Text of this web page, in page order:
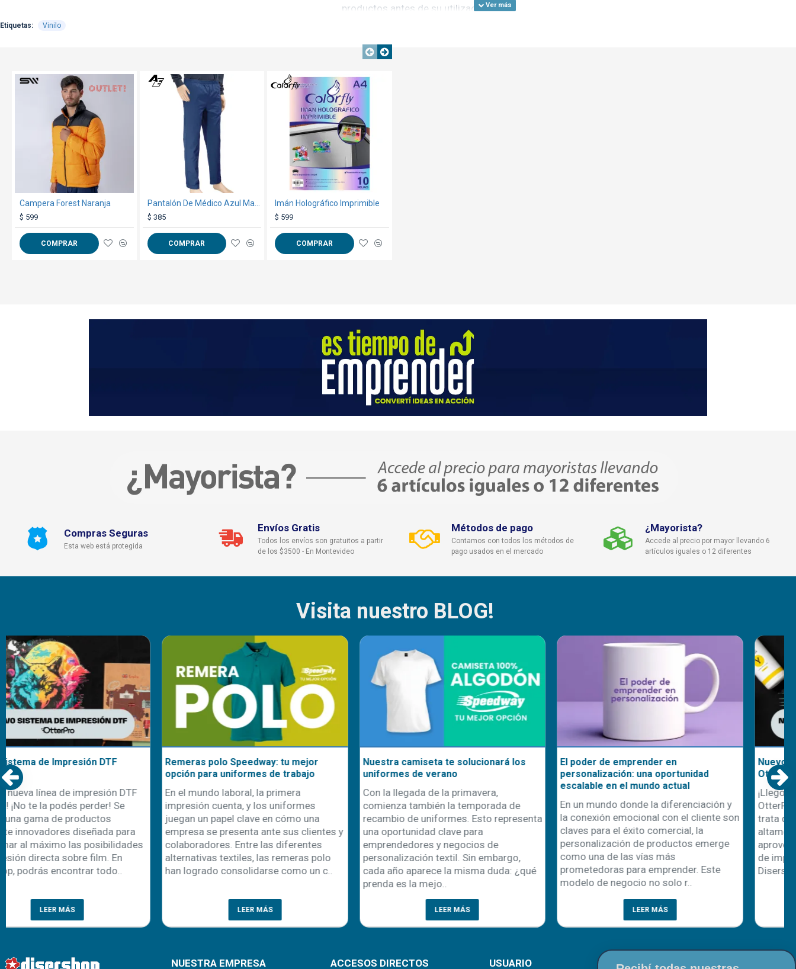
productos antes de su utilización.
Medidas:
Ancho: 152cm
Largo: 50m
Etiquetas: Vinilo
TEXTTRANSPARENTE OUT
Campera Forest Naranja
$ 599
COMPRAR
TEXTTRANSPARENTE
$ 385
COMPRAR
TEXTTRANSPARENTE
Imán Holográfico Imprimible
$ 599
COMPRAR
Compras Seguras
Esta web está protegida
Envíos Gratis
Todos los envíos son gratuitos a partir
de los $3500 - En Montevideo
Métodos de pago
Contamos con todos los métodos de
pago usados en el mercado
¿Mayorista?
Accede al precio por mayor llevando 6
artículos iguales o 12 diferentes
Visita nuestro BLOG!
Remeras polo Speedway: tu mejor
opción para uniformes de trabajo
En el mundo laboral, la primera
impresión cuenta, y los uniformes
juegan un papel clave en cómo una
empresa se presenta ante sus clientes y
colaboradores. Entre las diferentes
alternativas textiles, las remeras polo
han logrado consolidarse como un c..
Nuestra camiseta te solucionará los
uniformes de verano
Con la llegada de la primavera,
comienza también la temporada de
recambio de uniformes. Esto representa
una oportunidad clave para
emprendedores y negocios de
personalización textil. Sin embargo,
cada año aparece la misma duda: ¿qué
El poder de emprender en
personalización: una oportunidad
En un mundo donde la diferenciación y
la conexión emocional con el cliente son
claves para el éxito comercial, la
personalización de productos emerge
como una de las vías más
prometedoras para emprender. Este
modelo de negocio no solo r..
Nuevo Sistema de Impresión DTF
OtterPro
¡Llegó la nueva línea de impresión DTF
OtterPro! ¡No te la podés perder! Se
trata de una gama de productos
altamente innovadores diseñada para
aprovechar al máximo las posibilidades
de impresión directa sobre film. En
Disershop, podrás encontrar todo..
NUESTRA EMPRESA ACCESOS DIRECTOS USUARIO